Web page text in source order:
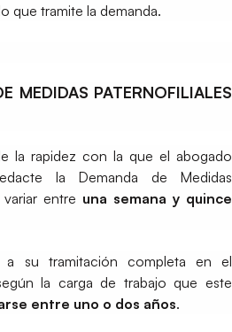
que tramite la demanda.
MEDIDAS PATERNOFILIALES
la rapidez con la que el abogado
la Demanda de Medidas
entre una semana y quince
a su tramitación completa en el
la carga de trabajo que este
entre uno o dos años.